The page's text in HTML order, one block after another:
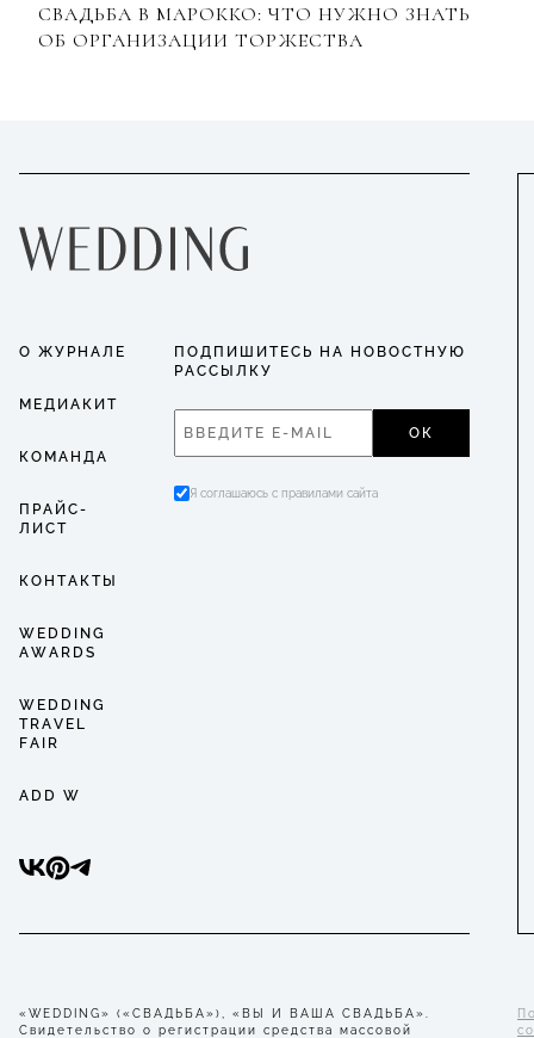
СВАДЬБА В МАРОККО: ЧТО НУЖНО ЗНАТЬ
ОБ ОРГАНИЗАЦИИ ТОРЖЕСТВА
О ЖУРНАЛЕ
МЕДИАКИТ
КОМАНДА
ПРАЙС-
ЛИСТ
КОНТАКТЫ
WEDDING
AWARDS
WEDDING
TRAVEL
FAIR
ADD W
ПОДПИШИТЕСЬ НА НОВОСТНУЮ
РАССЫЛКУ
ОК
Я соглашаюсь с правилами сайта
«WEDDING» («СВАДЬБА»), «ВЫ И ВАША СВАДЬБА».
Свидетельство о регистрации средства массовой